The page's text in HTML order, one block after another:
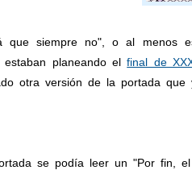
que siempre no", o al menos
estaban planeando elfinal de
otra versión de la portada
se podía leer un "Por fin, el